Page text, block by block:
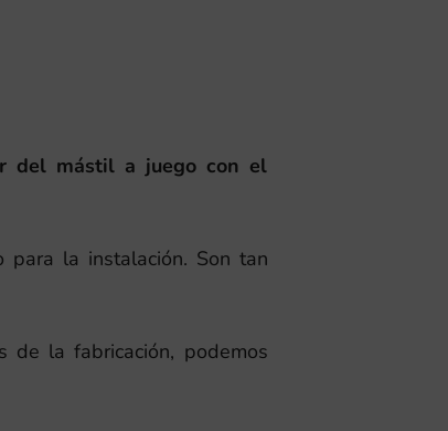
del mástil a juego con el
para la instalación. Son tan
de la fabricación, podemos